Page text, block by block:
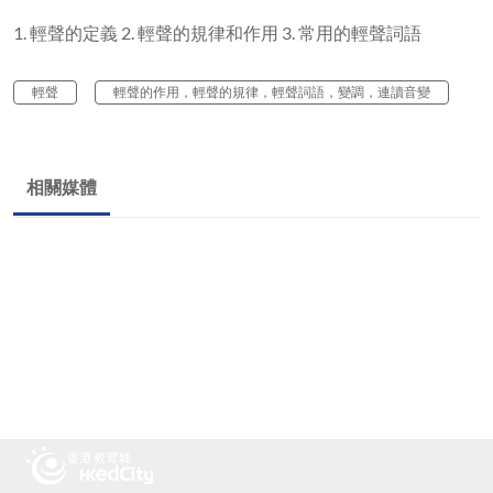
1. 輕聲的定義 2. 輕聲的規律和作用 3. 常用的輕聲詞語
輕聲 輕聲的作用，輕聲的規律，輕聲詞語，變調，連讀音變
相關媒體